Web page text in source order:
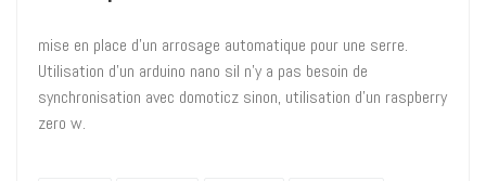
mise en place d’un arrosage automatique pour une serre.
Utilisation d’un arduino nano sil n’y a pas besoin de
synchronisation avec domoticz sinon, utilisation d’un raspberry
zero w.